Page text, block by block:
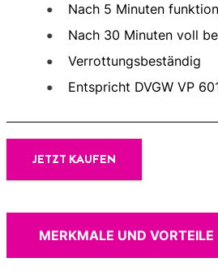
Nach 5 Minuten
Nach 30 Minuten voll
Verrottungsbeständig
Entspricht DVGW VP
JETZT KAUFEN
MERKMALE UND VORTEILE